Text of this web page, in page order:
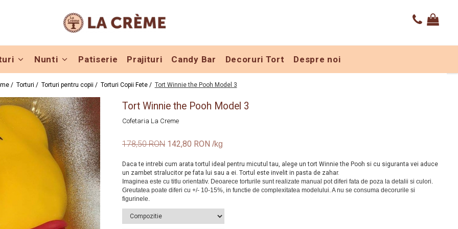
Nunti Patiserie Prajituri Candy Bar Decoruri Tort Despre noi
/ Torturi / Torturi pentru copii / Torturi Copii Fete / Tort Winnie the Pooh Model 3
Tort Winnie the Pooh Model 3
Cofetaria La Creme
178,50 RON 142,80 RON
Daca te intrebi cum arata tortul ideal pentru micutul tau, alege un tort Winnie the Pooh si cu siguranta vei aduce
un zambet stralucitor pe fata lui sau a ei. Tortul este invelit in pasta de zahar.